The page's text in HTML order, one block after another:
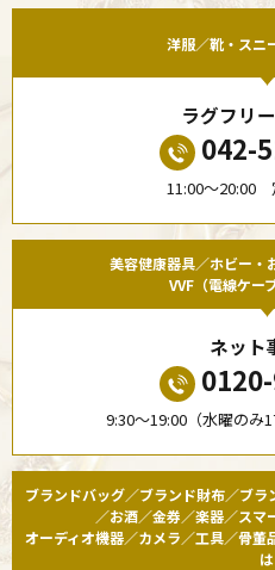
洋服／靴・スニ
ラグフリ
042-
11:00〜20:00
美容健康器具／ホビー・
VVF（電線ケー
ネット
9:30〜19:00（水曜のみ
ブランドバッグ／ブランド財布／ブ
／お酒／金券／楽器／スマ
オーディオ機器／カメラ／工具／骨
は